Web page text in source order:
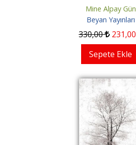
Mine Alpay Gün
Beyan Yayınları
330,00 231,00
Sepete Ekle